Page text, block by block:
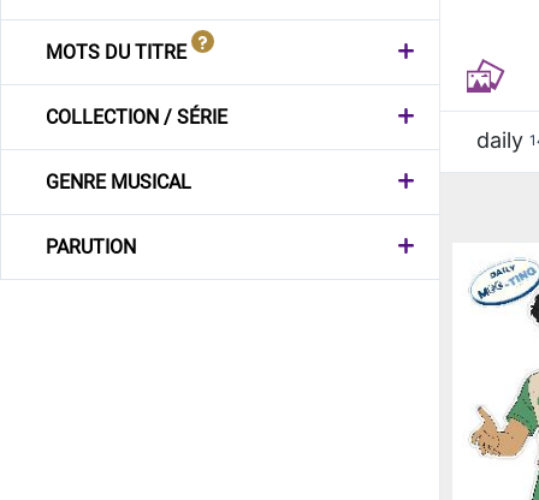
MOTS DU TITRE
COLLECTION / SÉRIE
GENRE MUSICAL
PARUTION
daily